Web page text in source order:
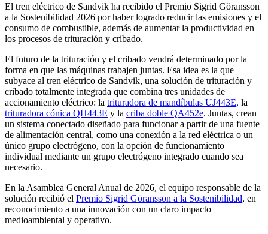
El tren eléctrico de Sandvik ha recibido el Premio Sigrid Göransson
a la Sostenibilidad 2026 por haber logrado reducir las emisiones y el
consumo de combustible, además de aumentar la productividad en
los procesos de trituración y cribado.
El futuro de la trituración y el cribado vendrá determinado por la
forma en que las máquinas trabajen juntas. Esa idea es la que
subyace al tren eléctrico de Sandvik, una solución de trituración y
cribado totalmente integrada que combina tres unidades de
accionamiento eléctrico: la trituradora de mandíbulas UJ443E, la
trituradora cónica QH443E y la criba doble QA452e. Juntas, crean
un sistema conectado diseñado para funcionar a partir de una fuente
de alimentación central, como una conexión a la red eléctrica o un
único grupo electrógeno, con la opción de funcionamiento
individual mediante un grupo electrógeno integrado cuando sea
necesario.
En la Asamblea General Anual de 2026, el equipo responsable de la
solución recibió el Premio Sigrid Göransson a la Sostenibilidad, en
reconocimiento a una innovación con un claro impacto
medioambiental y operativo.